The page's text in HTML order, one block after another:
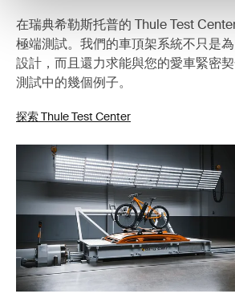
在瑞典希勒斯托普的 Thule Test
極端測試。我們的車頂架系統不只是
設計，而且還力求能與您的愛車緊密
測試中的幾個例子。
探索 Thule Test Center